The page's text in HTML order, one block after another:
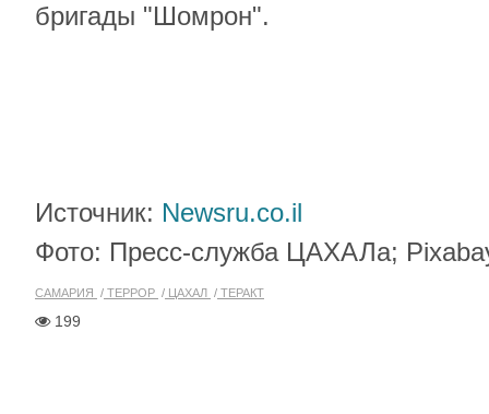
бригады "Шомрон".
Источник: Newsru.co.il
Фото: Пресс-служба ЦАХАЛа;
САМАРИЯ ТЕРРОР ЦАХАЛ ТЕРАКТ
199